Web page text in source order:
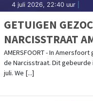
4 juli 2026, 22:40 uur
GETUIGEN
NARCISSTRAAT
AMERSFOORT - In
de Narcisstraat. Dit gebeurde
juli. We [...]